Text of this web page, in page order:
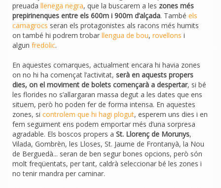
preuada llenega negra, que la buscarem a les zones més
prepirinenques entre els 600m i 900m d’alçada. També els
camagrocs seran els protagonistes als racons més humits
on també hi podrem trobar llengua de bou, rovellons i
algun fredolic.
En aquestes comarques, actualment encara hi havia zones
on no hi ha començat l’activitat, serà en aquests propers
dies, on el moviment de bolets començarà a despertar, si bé
les florides no s’allargaran massa degut a les dates que ens
situem, però ho poden fer de forma intensa. En aquestes
zones, si controlem que hi hagi plogut, esperem uns dies i en
fem seguiment ens podem emportar més d’una sorpresa
agradable. Els boscos propers a St. Llorenç de Morunys,
Vilada, Gombrèn, les Lloses, St. Jaume de Frontanyà, la Nou
de Berguedà... seran de ben segur bones opcions, però són
molt freqüentats, per tant, caldrà seleccionar bé les zones i
no tenir mandra per caminar.